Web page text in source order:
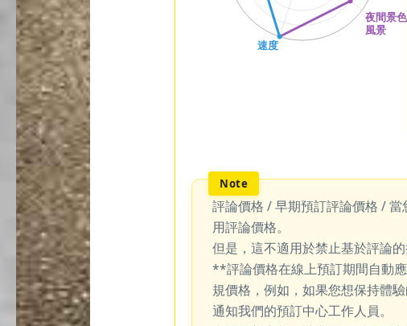
評論價格 / 早期預訂評論價格 /
用評論價格。
但是，這不適用於禁止基於評論的
**評論價格在線上預訂期間自動
規價格，例如，如果您想保持體
通知我們的預訂中心工作人員。